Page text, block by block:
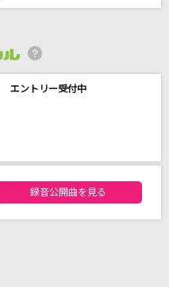
エントリー受付中
トリーランキング
録音公開曲を見る